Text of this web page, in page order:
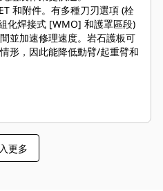
和附件。有多種刀刃選項 (栓
化焊接式 [WMO] 和護罩區段)
並加速修理速度。岩石護板可
形，因此能降低動臂/起重臂和
更多